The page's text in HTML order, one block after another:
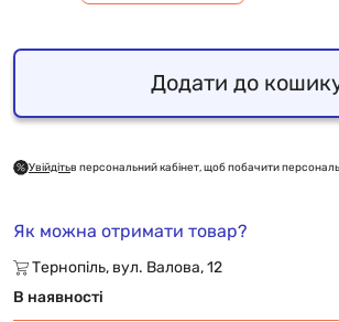
Додати до
Увійдітьв персональний кабінет, щоб побачити
Як можна отримати товар?
Тернопіль, вул. Валова, 12
В наявності